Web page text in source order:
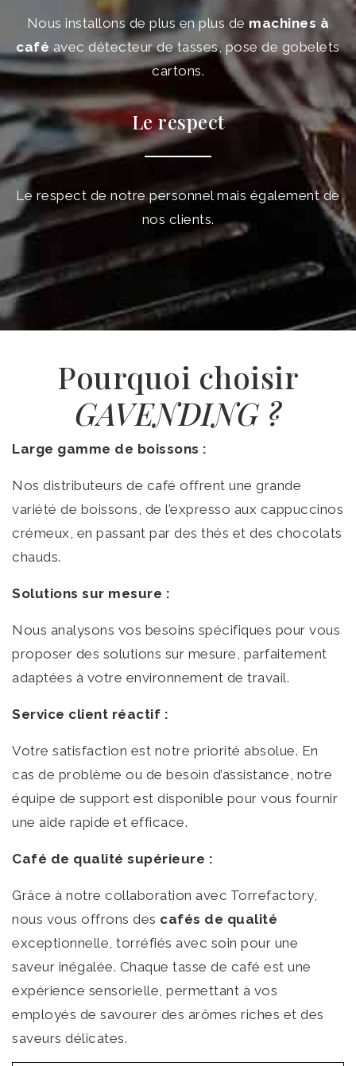
Nous installons de plus en plus de machines à
café avec détecteur de tasses, pose de gobelets
cartons.
Le respect
Le respect de notre personnel mais également de
nos clients.
Pourquoi choisir
GAVENDING ?
Large gamme de boissons :
Nos distributeurs de café offrent une grande
variété de boissons, de l’expresso aux cappuccinos
crémeux, en passant par des thés et des chocolats
chauds.
Solutions sur mesure :
Nous analysons vos besoins spécifiques pour vous
proposer des solutions sur mesure, parfaitement
adaptées à votre environnement de travail.
Service client réactif :
Votre satisfaction est notre priorité absolue. En
cas de problème ou de besoin d’assistance, notre
équipe de support est disponible pour vous fournir
une aide rapide et efficace.
Café de qualité supérieure :
Grâce à notre collaboration avec Torrefactory,
nous vous offrons des cafés de qualité
exceptionnelle, torréfiés avec soin pour une
saveur inégalée. Chaque tasse de café est une
expérience sensorielle, permettant à vos
employés de savourer des arômes riches et des
saveurs délicates.